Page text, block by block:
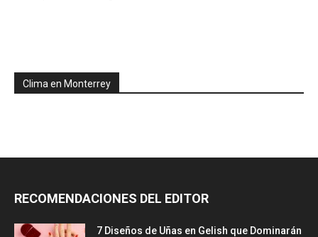
Clima en Monterrey
RECOMENDACIONES DEL EDITOR
7 Diseños de Uñas en Gelish que Dominarán